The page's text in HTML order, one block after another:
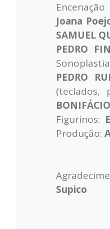
Joana
SAMUEL
PEDRO
PEDRO
(teclados,
BONIFÁCIO
Figurinos:
Produção:
Supico